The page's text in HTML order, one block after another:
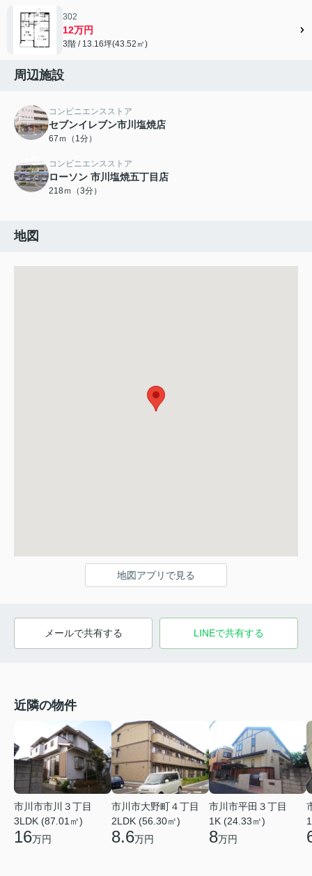
302
12万円
3階 / 13.16坪(43.52㎡)
周辺施設
コンビニエンスストア
セブンイレブン市川塩焼店
67ｍ（1分）
コンビニエンスストア
ローソン 市川塩焼五丁目店
218ｍ（3分）
地図
地図アプリで見る
メールで共有する LINEで共有する
近隣の物件
市川市市川３丁目
3LDK (87.01㎡)
16万円
市川市大野町４丁目
2LDK (56.30㎡)
8.6万円
市川市平田３丁目
1K (24.33㎡)
8万円